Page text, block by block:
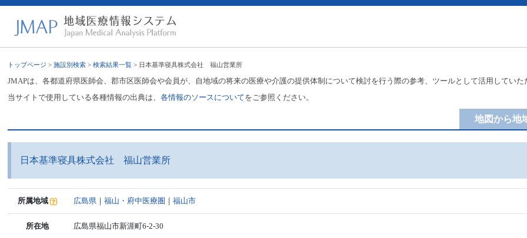
トップページ >施設別検索 >検索結果一覧 > 日本基準寝具株式会社 福山営業所
JMAPは、各都道府県医師会、郡市区医師会や会員が、自地域の将来の医療や介護の提供体制について検討を行う際の参考、ツールとして活用してい
当サイトで使用している各種情報の出典は、各情報のソースについてをご参照ください。
地図から地
日本基準寝具株式会社 福山営業所
所属地域 広島県 ｜福山・府中医療圏 ｜福山市
所在地 広島県福山市新涯町6-2-30